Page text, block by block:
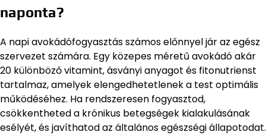
naponta?
A napi avokádófogyasztás számos előnnyel jár az egész
szervezet számára. Egy közepes méretű avokádó akár
20 különböző vitamint, ásványi anyagot és fitonutrienst
tartalmaz, amelyek elengedhetetlenek a test optimális
működéséhez. Ha rendszeresen fogyasztod,
csökkentheted a krónikus betegségek kialakulásának
esélyét, és javíthatod az általános egészségi állapotodat.